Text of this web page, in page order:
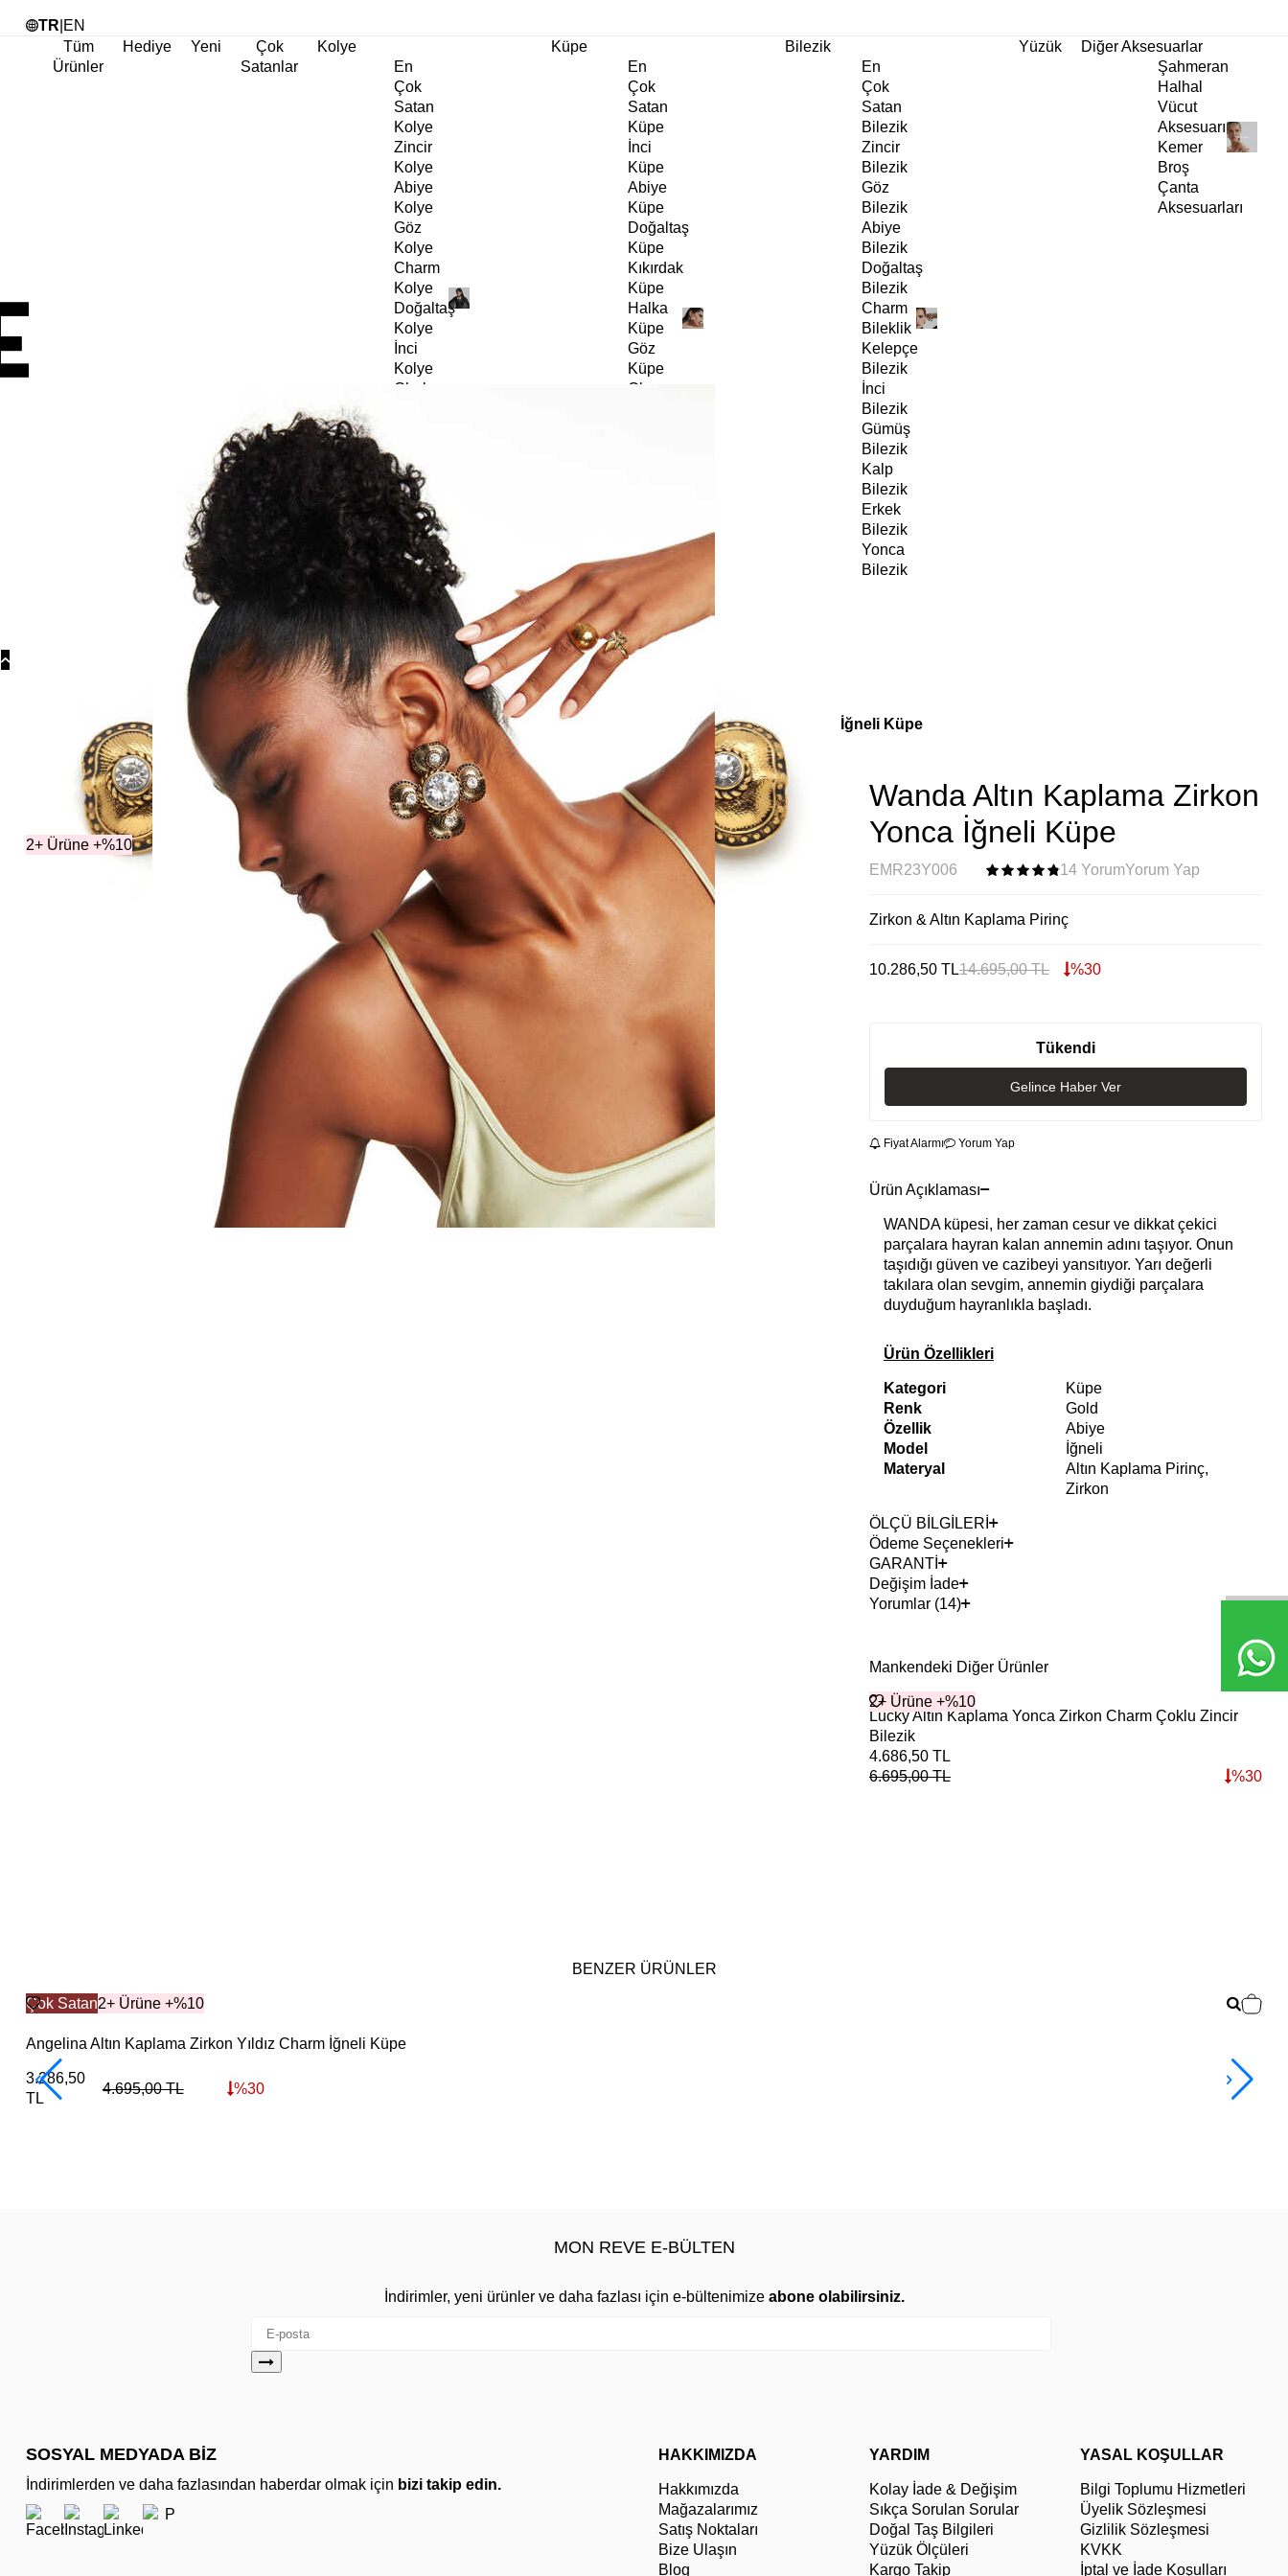
TR EN
Tüm
Ürünler
Hediye Yeni
Çok
Satanlar
Kolye
En
Çok
Satan
Kolye
Zincir
Kolye
Abiye
Kolye
Göz
Kolye
Charm
Kolye
Doğaltaş
Kolye
İnci
Kolye
Choker
Gümüş
Kolye
Yonca
Kolye
Küpe
En
Çok
Satan
Küpe
İnci
Küpe
Abiye
Küpe
Doğaltaş
Küpe
Kıkırdak
Küpe
Halka
Küpe
Göz
Küpe
Charm
Yonca
Küpe
Bilezik
En
Çok
Satan
Bilezik
Zincir
Bilezik
Göz
Bilezik
Abiye
Bilezik
Doğaltaş
Bilezik
Charm
Bileklik
Kelepçe
Bilezik
İnci
Bilezik
Gümüş
Bilezik
Kalp
Bilezik
Erkek
Bilezik
Yonca
Bilezik
Yüzük
Diğer Aksesuarlar
Şahmeran
Halhal
Vücut
Aksesuarı
Kemer
Broş
Çanta
Aksesuarları
Kategoriler Küpe Charm Küpe Wanda Altın Kaplama Zirkon Yonca İğneli Küpe
2+ Ürüne +%10
Wanda Altın Kaplama Zirkon
Yonca İğneli Küpe
EMR23Y006 14 YorumYorum Yap
Zirkon & Altın Kaplama Pirinç
10.286,50 TL14.695,00TL %30
Tükendi
Gelince Haber Ver
Fiyat Alarmı Yorum Yap
Ürün Açıklaması
WANDA küpesi, her zaman cesur ve dikkat çekici
parçalara hayran kalan annemin adını taşıyor. Onun
taşıdığı güven ve cazibeyi yansıtıyor. Yarı değerli
takılara olan sevgim, annemin giydiği parçalara
duyduğum hayranlıkla başladı.
Ürün Özellikleri
Kategori
Küpe
Renk
Gold
Özellik
Abiye
Model
İğneli
Materyal
Altın Kaplama Pirinç,
Zirkon
ÖLÇÜ BİLGİLERİ
Ödeme Seçenekleri
GARANTİ
Değişim İade
Yorumlar (14)
Mankendeki Diğer Ürünler
2+ Ürüne +%10
Lucky Altın Kaplama Yonca Zirkon Charm Çoklu Zincir
Bilezik
4.686,50 TL
6.695,00TL %30
BENZER ÜRÜNLER
Çok Satan2+ Ürüne +%10
Angelina Altın Kaplama Zirkon Yıldız Charm İğneli Küpe
3.286,50
TL
4.695,00TL %30
MON REVE E-BÜLTEN
İndirimler, yeni ürünler ve daha fazlası için e-bültenimize abone olabilirsiniz.
SOSYAL MEDYADA BİZ
İndirimlerden ve daha fazlasından haberdar olmak için bizi takip edin.
HAKKIMIZDA
Hakkımızda
Mağazalarımız
Satış Noktaları
Bize Ulaşın
Blog
YARDIM
Kolay İade & Değişim
Sıkça Sorulan Sorular
Doğal Taş Bilgileri
Yüzük Ölçüleri
Kargo Takip
YASAL KOŞULLAR
Bilgi Toplumu Hizmetleri
Üyelik Sözleşmesi
Gizlilik Sözleşmesi
KVKK
İptal ve İade Koşulları